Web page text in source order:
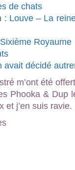
de chats
: Louve – La
Royaume
avait décidé
m’ont été
Phooka & Dup
et j’en suis ravie.